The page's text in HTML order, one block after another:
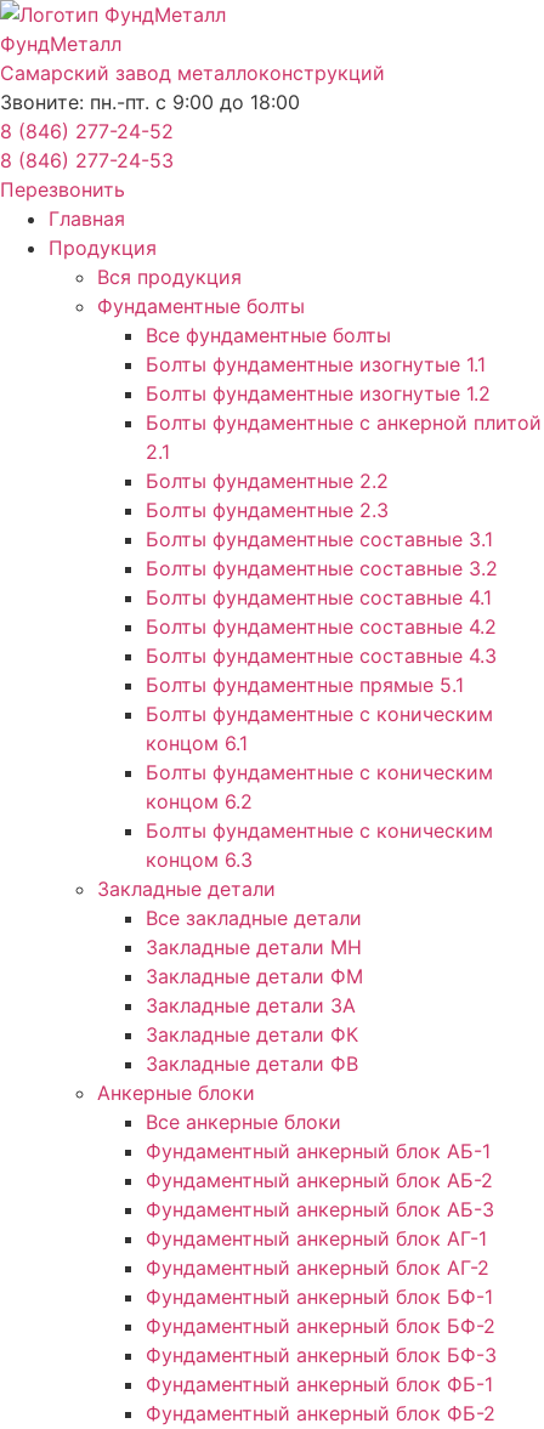
Перейти
к
содержимому
ФундМеталл
Самарский завод металлоконструкций
Звоните: пн.-пт. с 9:00 до 18:00
8 (846) 277-24-52
8 (846) 277-24-53
Перезвонить
Главная
Продукция
Вся продукция
Фундаментные болты
Все фундаментные болты
Болты фундаментные изогнутые 1.1
Болты фундаментные изогнутые 1.2
Болты фундаментные с анкерной плитой
2.1
Болты фундаментные 2.2
Болты фундаментные 2.3
Болты фундаментные составные 3.1
Болты фундаментные составные 3.2
Болты фундаментные составные 4.1
Болты фундаментные составные 4.2
Болты фундаментные составные 4.3
Болты фундаментные прямые 5.1
Болты фундаментные с коническим
концом 6.1
Болты фундаментные с коническим
концом 6.2
Болты фундаментные с коническим
концом 6.3
Закладные детали
Все закладные детали
Закладные детали МН
Закладные детали ФМ
Закладные детали ЗА
Закладные детали ФК
Закладные детали ФВ
Анкерные блоки
Все анкерные блоки
Фундаментный анкерный блок АБ-1
Фундаментный анкерный блок АБ-2
Фундаментный анкерный блок АБ-3
Фундаментный анкерный блок АГ-1
Фундаментный анкерный блок АГ-2
Фундаментный анкерный блок БФ-1
Фундаментный анкерный блок БФ-2
Фундаментный анкерный блок БФ-3
Фундаментный анкерный блок ФБ-1
Фундаментный анкерный блок ФБ-2